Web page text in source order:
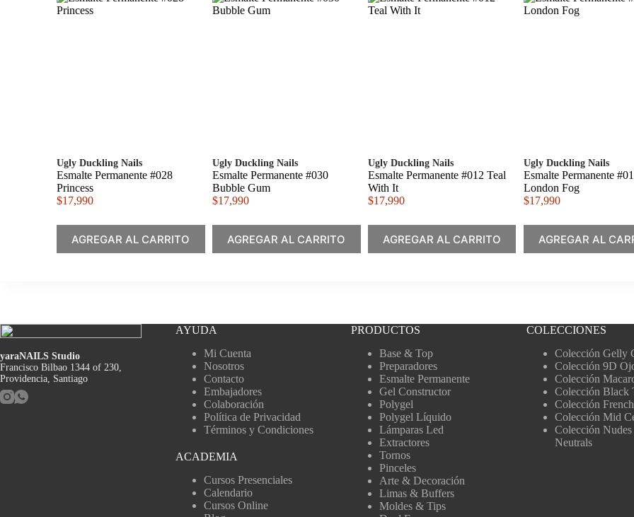
Ugly Duckling Nails
Esmalte Permanente #028
Princess
$17,990
AGREGAR AL CARRITO
Ugly Duckling Nails
Esmalte Permanente #030
Bubble Gum
$17,990
AGREGAR AL CARRITO
Ugly Duckling Nails
Esmalte Permanente #012 Teal
With It
$17,990
AGREGAR AL CARRITO
Ugly Duckling Nails
Esmalte Permanente
London Fog
$17,990
AGREGAR AL
yaraNAILS Studio
Francisco Bilbao 1344 of 230,
Providencia, Santiago
AYUDA
Mi Cuenta
Nosotros
Contacto
Embajadores
Colaboración
Política de Privacidad
Términos y Condiciones
ACADEMIA
Cursos Presenciales
Calendario
Cursos Online
PRODUCTOS
Base & Top
Preparadores
Esmalte Permanente
Gel Constructor
Polygel
Polygel Líquido
Lámparas Led
Extractores
Tornos
Pinceles
Arte & Decoración
Limas & Buffers
Moldes & Tips
COLECCIONES
Colección Gelly
Colección 9D
Colección
Colección Black
Colección French
Colección Mid
Colección
Neutrals